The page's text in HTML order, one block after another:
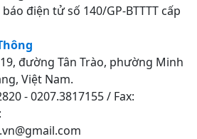
điện tử số 140/GP-BTTTT cấp
đường Tân Trào, phường Minh
Việt Nam.
- 0207.3817155 / Fax: